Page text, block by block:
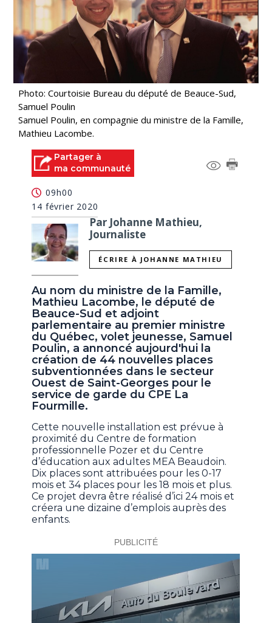
Photo: Courtoisie Bureau du député de Beauce-Sud,
Samuel Poulin
Samuel Poulin, en compagnie du ministre de la Famille,
Mathieu Lacombe.
Partager à
ma communauté
09h00
14 février 2020
Par Johanne Mathieu,
Journaliste
ÉCRIRE À JOHANNE MATHIEU
Au nom du ministre de la Famille,
Mathieu Lacombe, le député de
Beauce-Sud et adjoint
parlementaire au premier ministre
du Québec, volet jeunesse, Samuel
Poulin, a annoncé aujourd'hui la
création de 44 nouvelles places
subventionnées dans le secteur
Ouest de Saint-Georges pour le
service de garde du CPE La
Fourmille.
Cette nouvelle installation est prévue à
proximité du Centre de formation
professionnelle Pozer et du Centre
d’éducation aux adultes MEA Beaudoin.
Dix places sont attribuées pour les 0-17
mois et 34 places pour les 18 mois et plus.
Ce projet devra être réalisé d’ici 24 mois et
créera une dizaine d’emplois auprès des
enfants.